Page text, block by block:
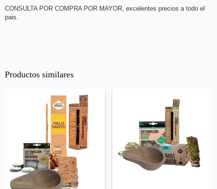
CONSULTA POR COMPRA POR MAYOR, excelentes precios a todo el
pais.
Productos similares